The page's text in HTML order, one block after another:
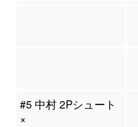
#5 中村 2Pシュート
×